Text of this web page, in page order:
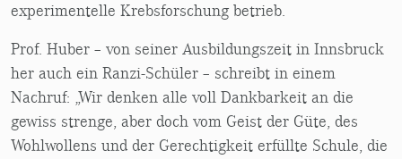
experimentelle Krebsforschung betrieb.
Prof. Huber – von seiner Ausbildungszeit in Innsbruck
her auch ein Ranzi-Schüler – schreibt in einem
Nachruf: „Wir denken alle voll Dankbarkeit an die
gewiss strenge, aber doch vom Geist der Güte, des
Wohlwollens und der Gerechtigkeit erfüllte Schule, die